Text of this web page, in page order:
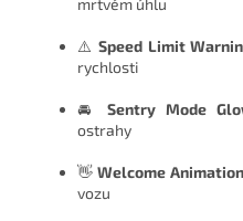
mrtvém úhlu
⚠️ Speed Limit
rychlosti
🚘 Sentry Mode
ostrahy
👋 Welcome
vozu